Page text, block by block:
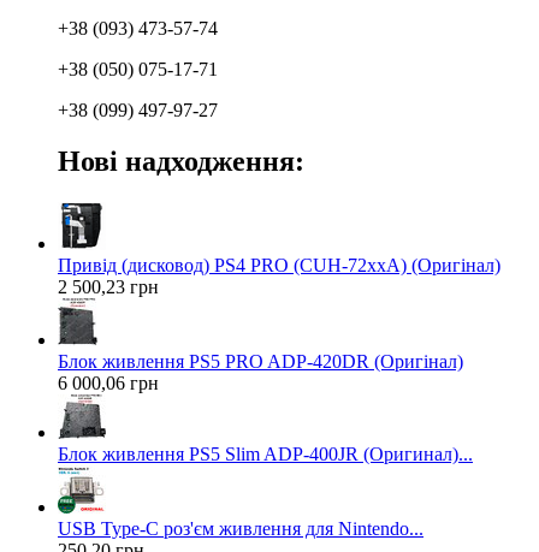
+38 (093) 473-57-74
+38 (050) 075-17-71
+38 (099) 497-97-27
Нові надходження:
Привід (дисковод) PS4 PRO (CUH-72xxA) (Оригінал)
2 500,23 грн
Блок живлення PS5 PRO ADP-420DR (Оригінал)
6 000,06 грн
Блок живлення PS5 Slim ADP-400JR (Оригинал)...
USB Type-C роз'єм живлення для Nintendo...